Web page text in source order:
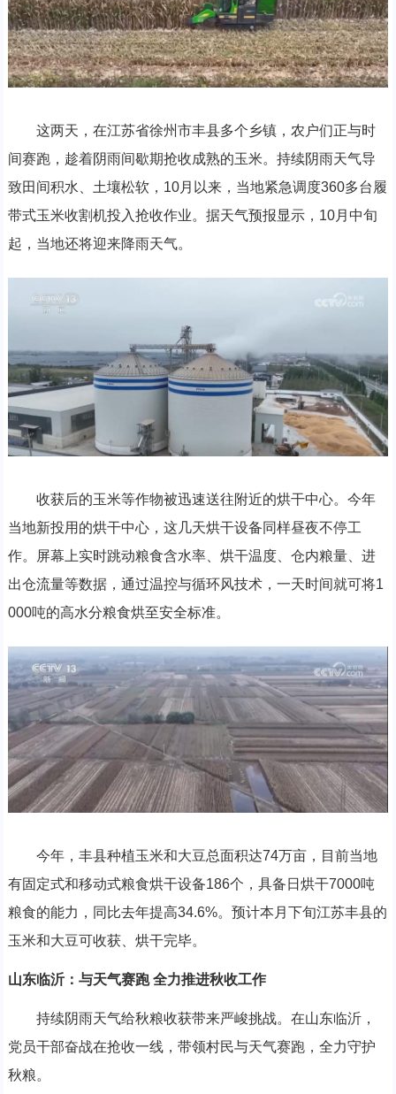
这两天，在江苏省徐州市丰县多个乡镇，农户们正与时
间赛跑，趁着阴雨间歇期抢收成熟的玉米。持续阴雨天气导
致田间积水、土壤松软，10月以来，当地紧急调度360多台履
带式玉米收割机投入抢收作业。据天气预报显示，10月中旬
起，当地还将迎来降雨天气。
收获后的玉米等作物被迅速送往附近的烘干中心。今年
当地新投用的烘干中心，这几天烘干设备同样昼夜不停工
作。屏幕上实时跳动粮食含水率、烘干温度、仓内粮量、进
出仓流量等数据，通过温控与循环风技术，一天时间就可将1
000吨的高水分粮食烘至安全标准。
今年，丰县种植玉米和大豆总面积达74万亩，目前当地
有固定式和移动式粮食烘干设备186个，具备日烘干7000吨
粮食的能力，同比去年提高34.6%。预计本月下旬江苏丰县的
玉米和大豆可收获、烘干完毕。
山东临沂：与天气赛跑 全力推进秋收工作
持续阴雨天气给秋粮收获带来严峻挑战。在山东临沂，
党员干部奋战在抢收一线，带领村民与天气赛跑，全力守护
秋粮。